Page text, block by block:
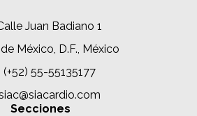
Juan Badiano 1
México, D.F., México
(+52) 55-55135177
Secciones